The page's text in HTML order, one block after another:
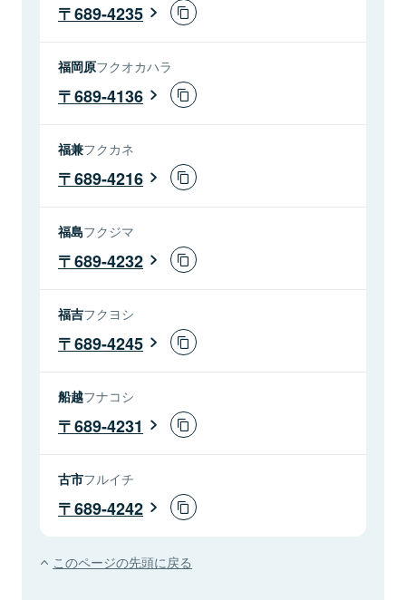
689-4235
福岡原フクオカハラ
689-4136
福兼フクカネ
689-4216
福島フクジマ
689-4232
福吉フクヨシ
689-4245
船越フナコシ
689-4231
古市フルイチ
689-4242
このページの先頭に戻る